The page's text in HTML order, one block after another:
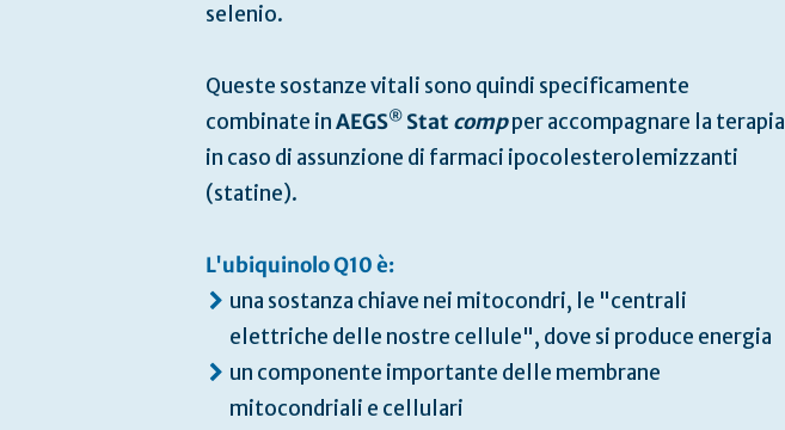
selenio.
Queste sostanze vitali sono quindi specificamente
combinate inAEGS® Stat compper accompagnare la terapia
in caso di assunzione di farmaci ipocolesterolemizzanti
(statine).
L'ubiquinolo Q10 è:
una sostanza chiave nei mitocondri, le "centrali
elettriche delle nostre cellule", dove si produce energia
un componente importante delle membrane
mitocondriali e cellulari